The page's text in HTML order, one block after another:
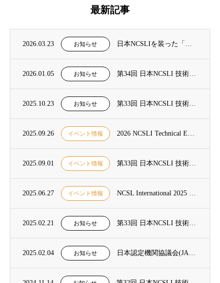
最新記事
2026.03.23 お知らせ 日本NCSLIを装った「不審なメール」に関するご報告と注意喚起について
2026.01.05 お知らせ 第34回 日本NCSLI 技術フォーラム 開催決定のお知らせ
2025.10.23 お知らせ 第33回 日本NCSLI 技術フォーラム及び2025年度総会の開催報告
2025.09.26 イベント情報 2026 NCSLI Technical Exchange 開催のお知らせ
2025.09.01 イベント情報 第33回 日本NCSLI 技術フォーラム開催のご案内
2025.06.27 イベント情報 NCSL International 2025 Workshop & Symposium 開催のお知らせ
2025.02.21 お知らせ 第33回 日本NCSLI 技術フォーラム 開催決定のお知らせ
2025.02.04 お知らせ 日本認定機関協議会(JAC)「校正機関・試験所等が発行する証明書のデジタル化にかかるアンケート」のお知らせ